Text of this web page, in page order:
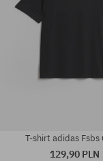
T-shirt adidas Fsbs
129,90 PLN